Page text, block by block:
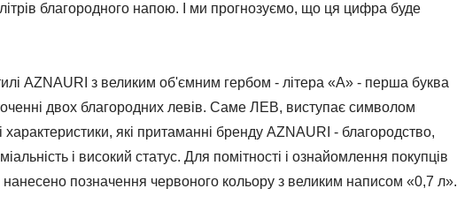
благородного напою. І ми прогнозуємо, що ця цифра буде
AZNAURI з великим об'ємним гербом - літера «А» - перша буква
двох благородних левів. Саме ЛЕВ, виступає символом
характеристики, які притаманні бренду AZNAURI - благородство,
і високий статус. Для помітності і ознайомлення покупців
позначення червоного кольору з великим написом «0,7 л».